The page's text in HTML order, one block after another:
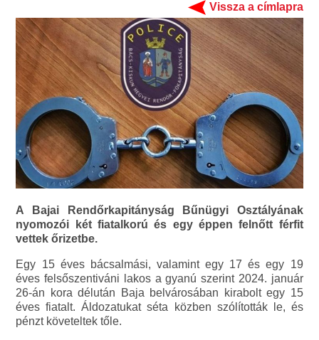
Vissza a címlapra
A Bajai Rendőrkapitányság Bűnügyi Osztályának
nyomozói két fiatalkorú és egy éppen felnőtt férfit
vettek őrizetbe.
Egy 15 éves bácsalmási, valamint egy 17 és egy 19
éves felsőszentiváni lakos a gyanú szerint 2024. január
26-án kora délután Baja belvárosában kirabolt egy 15
éves fiatalt. Áldozatukat séta közben szólították le, és
pénzt követeltek tőle.